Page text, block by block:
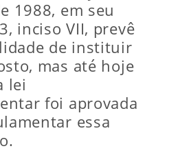
1988, em seu
inciso VII, prevê
de instituir
mas até hoje
lei
foi aprovada
essa